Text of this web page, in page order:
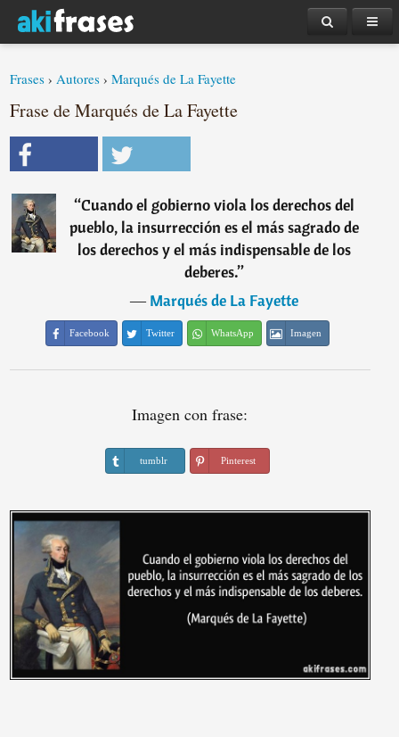
Frases ›Autores ›Marqués de La Fayette
Frase de Marqués de La Fayette
“Cuando el gobierno viola los derechos del
pueblo, la insurrección es el más sagrado de
los derechos y el más indispensable de los
deberes.”
―Marqués de La Fayette
Facebook Twitter WhatsApp Imagen
Imagen con frase:
tumblr Pinterest